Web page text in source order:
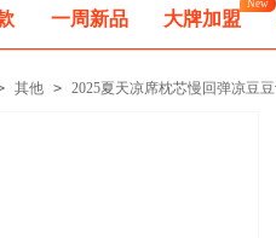
一周新品 大牌加盟
New
其他 > 2025夏天凉席枕芯慢回弹凉豆